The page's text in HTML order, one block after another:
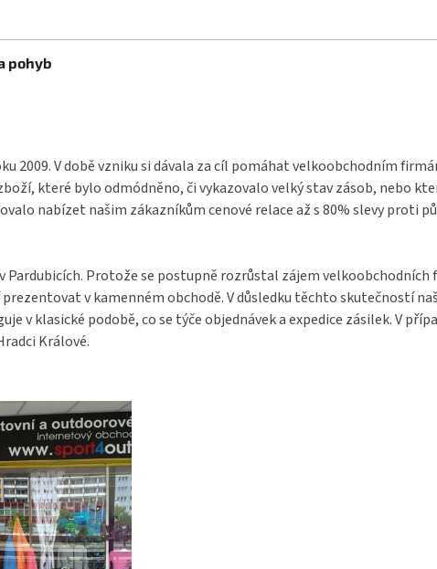
pohyb
2009. V době vzniku si dávala za cíl pomáhat velkoobchodním
které bylo odmódněno, či vykazovalo velký stav zásob, nebo
nabízet našim zákazníkům cenové relace až s 80% slevy proti
Protože se postupně rozrůstal zájem velkoobchodních
v kamenném obchodě. V důsledku těchto skutečností
v klasické podobě, co se týče objednávek a expedice zásilek. V
Králové.